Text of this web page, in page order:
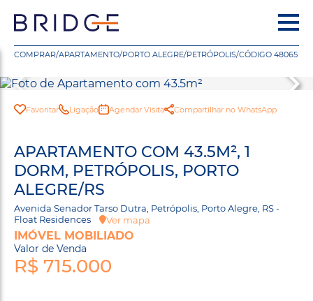
COMPRAR/APARTAMENTO/PORTO ALEGRE/PETRÓPOLIS/CÓDIGO 48065
Favoritar Ligação Agendar Visita Compartilhar no WhatsApp
APARTAMENTO COM 43.5M², 1
DORM, PETRÓPOLIS, PORTO
ALEGRE/RS
Avenida Senador Tarso Dutra, Petrópolis, Porto Alegre, RS -
Float Residences
Ver mapa
IMÓVEL MOBILIADO
Valor de Venda
R$ 715.000